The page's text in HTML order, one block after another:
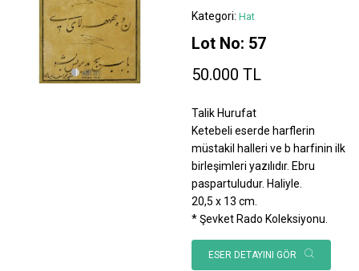
Kategori: Hat
Lot No: 57
50.000 TL
Talik Hurufat
Ketebeli eserde harflerin
müstakil halleri ve b harfinin ilk
birleşimleri yazılıdır. Ebru
paspartuludur. Haliyle.
20,5 x 13 cm.
* Şevket Rado Koleksiyonu.
ESER DETAYINI GÖR